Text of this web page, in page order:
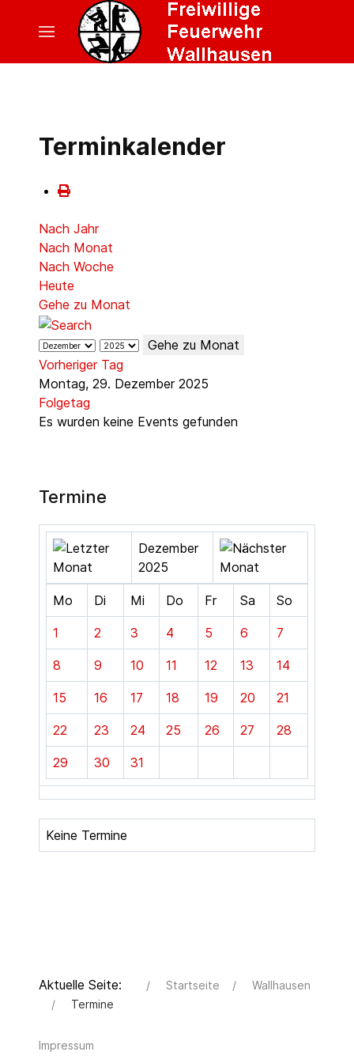
Terminkalender
Nach Jahr
Nach Monat
Nach Woche
Heute
Gehe zu Monat
Gehe zu Monat
Vorheriger Tag
Montag, 29. Dezember 2025
Folgetag
Es wurden keine Events gefunden
Termine
Dezember
2025
Mo Di Mi Do Fr Sa So
1 2 3 4 5 6 7
8 9 10 11 12 13 14
15 16 17 18 19 20 21
22 23 24 25 26 27 28
29 30 31
Keine Termine
Aktuelle Seite: Startseite
Wallhausen
Termine
Impressum